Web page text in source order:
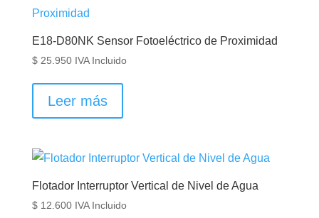
E18-D80NK Sensor Fotoeléctrico de Proximidad
$25.950 IVA Incluido
Leer más
Flotador Interruptor Vertical de Nivel de Agua
$12.600 IVA Incluido